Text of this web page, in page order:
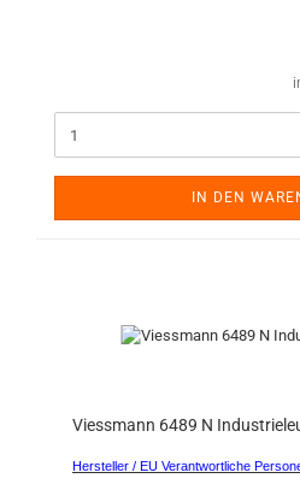
IN DEN
Viessmann 6489 N
Hersteller / EU Verantwortliche